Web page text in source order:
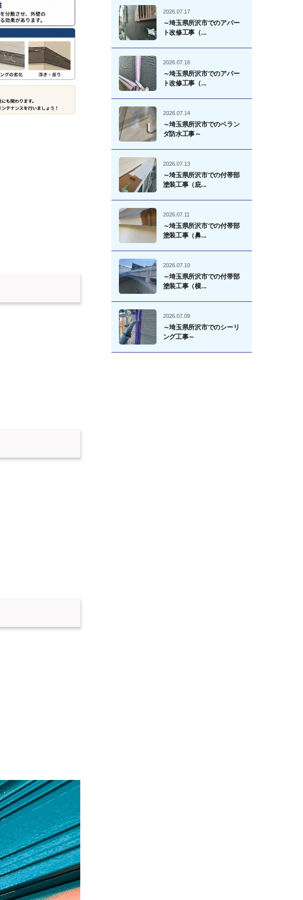
2026.07.17
～埼玉県所沢市でのアパー
ト改修工事（...
2026.07.16
～埼玉県所沢市でのアパー
ト改修工事（...
2026.07.14
～埼玉県所沢市でのベラン
ダ防水工事～
2026.07.13
～埼玉県所沢市での付帯部
塗装工事（庇...
2026.07.11
～埼玉県所沢市での付帯部
塗装工事（鼻...
2026.07.10
～埼玉県所沢市での付帯部
塗装工事（横...
2026.07.09
～埼玉県所沢市でのシーリ
ング工事～